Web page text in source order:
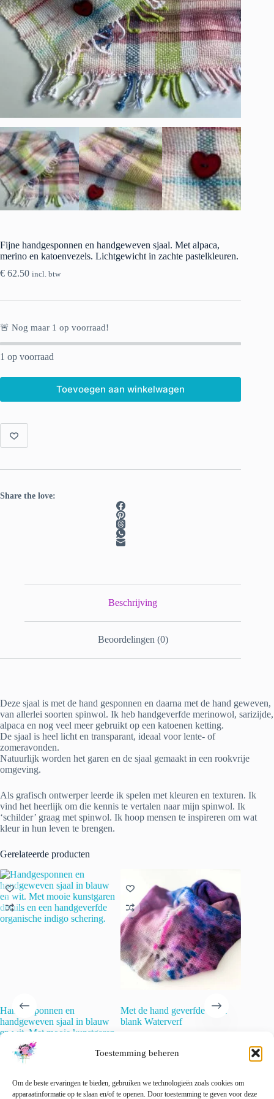
Toestemming beheren
Om de beste ervaringen te bieden, gebruiken we technologieën zoals cookies om
apparaatinformatie op te slaan en/of te openen. Door toestemming te geven voor deze
Fijne handgesponnen en handgeweven sjaal. Met alpaca,
merino en katoenvezels. Lichtgewicht in zachte pastelkleuren.
€ 62.50 incl. btw
🚨 Nog maar 1 op voorraad!
1 op voorraad
Toevoegen aan winkelwagen
Share the love:
Beschrijving
Beoordelingen (0)
Deze sjaal is met de hand gesponnen en daarna met de hand geweven,
van allerlei soorten spinwol. Ik heb handgeverfde merinowol, sarizijde,
alpaca en nog veel meer gebruikt op een katoenen ketting.
De sjaal is heel licht en transparant, ideaal voor lente- of
zomeravonden.
Natuurlijk worden het garen en de sjaal gemaakt in een rookvrije
omgeving.
Als grafisch ontwerper leerde ik spelen met kleuren en texturen. Ik
vind het heerlijk om die kennis te vertalen naar mijn spinwol. Ik
‘schilder’ graag met spinwol. Ik hoop mensen te inspireren om wat
kleur in hun leven te brengen.
Gerelateerde producten
Handgesponnen en
handgeweven sjaal in blauw
en wit. Met mooie kunstgaren
details en een handgeverfde
organische indigo schering.
🚨 Nog maar1op voorraad!
Met de hand geverfde Sock
blank Waterverf
🚨 Nog maar2op voorraad! 40.00